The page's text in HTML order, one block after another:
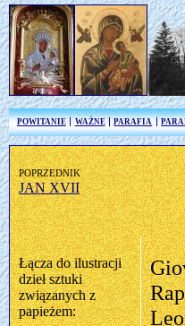
POWITANIE WAŻNE PARAFIA
poprzednik
JAN XVII
Łącza do ilustracji
dzieł sztuki
związanych z
papieżem: